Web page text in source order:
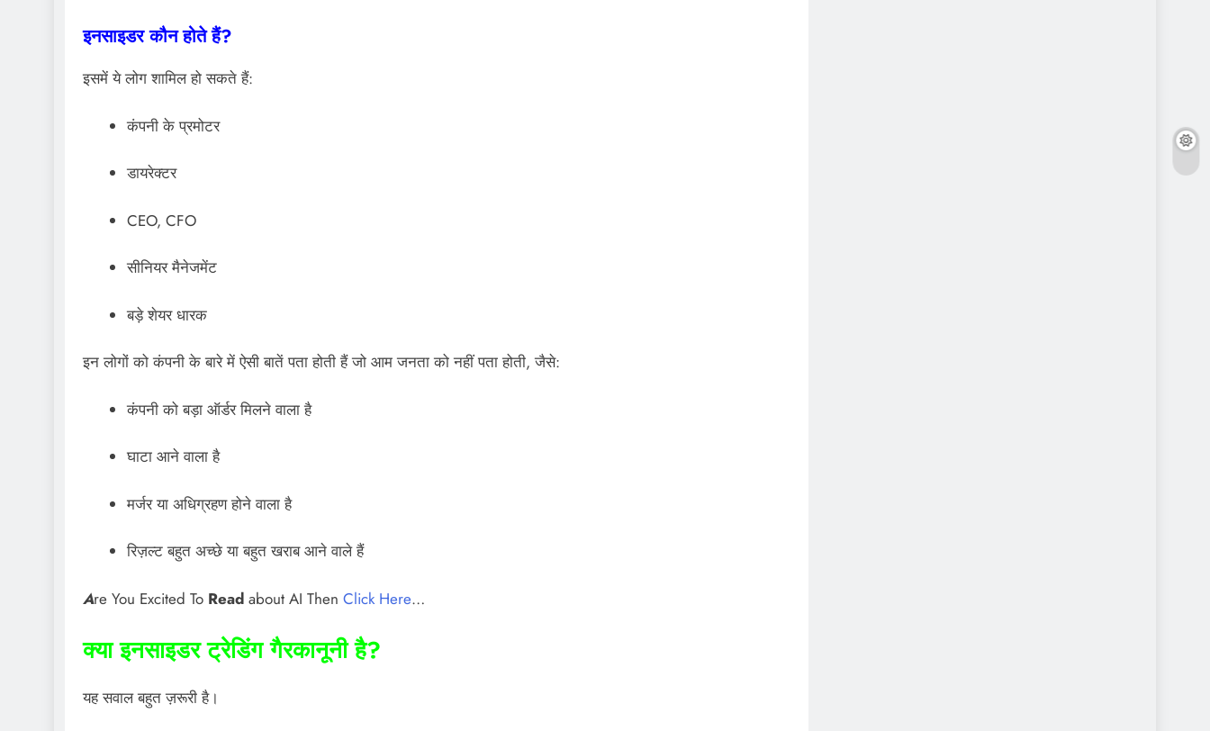
इनसाइडर कौन होते हैं?
इसमें ये लोग शामिल हो सकते हैं:
कंपनी के प्रमोटर
डायरेक्टर
CEO, CFO
सीनियर मैनेजमेंट
बड़े शेयर धारक
इन लोगों को कंपनी के बारे में ऐसी बातें पता होती हैं जो आम जनता को नहीं पता होती, जैसे:
कंपनी को बड़ा ऑर्डर मिलने वाला है
घाटा आने वाला है
मर्जर या अधिग्रहण होने वाला है
रिज़ल्ट बहुत अच्छे या बहुत खराब आने वाले हैं
Are You Excited To Read about AI Then Click Here…
क्या इनसाइडर ट्रेडिंग गैरकानूनी है?
यह सवाल बहुत ज़रूरी है।